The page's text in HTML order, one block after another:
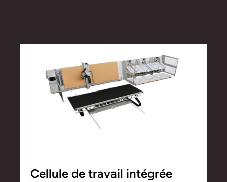
Cellule de travail intégrée